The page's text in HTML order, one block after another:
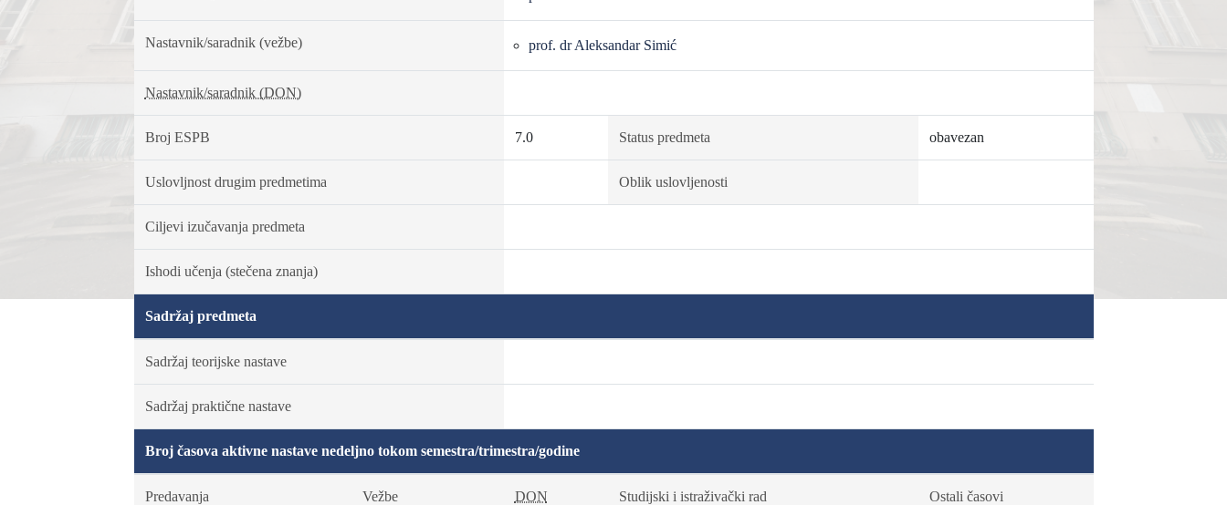
Nastavnik/saradnik (vežbe) prof. dr Aleksandar Simić
Nastavnik/saradnik (DON)
Broj ESPB 7.0 Status predmeta obavezan
Uslovljnost drugim predmetima Oblik uslovljenosti
Ciljevi izučavanja predmeta
Ishodi učenja (stečena znanja)
Sadržaj predmeta
Sadržaj teorijske nastave
Sadržaj praktične nastave
Broj časova aktivne nastave nedeljno tokom semestra/trimestra/godine
Predavanja Vežbe DON Studijski i istraživački rad Ostali časovi